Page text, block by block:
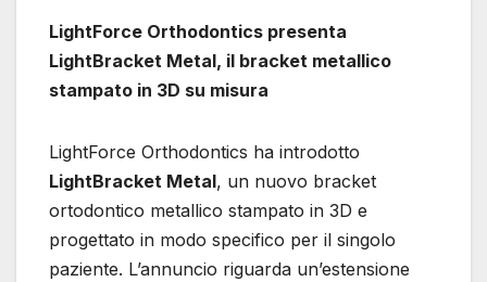
LightForce Orthodontics presenta
LightBracket Metal, il bracket metallico
stampato in 3D su misura
LightForce Orthodontics ha introdotto
LightBracket Metal, un nuovo bracket
ortodontico metallico stampato in 3D e
progettato in modo specifico per il singolo
paziente. L’annuncio riguarda un’estensione